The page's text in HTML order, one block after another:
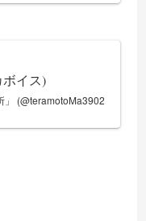
イス)
(@teramotoMa3902